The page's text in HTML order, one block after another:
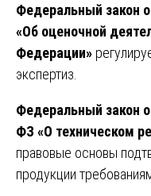
Федеральный закон
«Об оценочной
Федерации»
экспертиз.
Федеральный закон
ФЗ «О техническом
правовые основы
продукции